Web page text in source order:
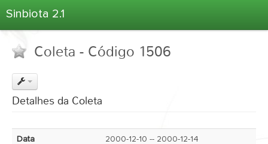
Sinbiota 2.1
Informações Ambientais
Coletas
Coleta - Código 1506
Detalhes da Coleta
Data 2000-12-10 -- 2000-12-14